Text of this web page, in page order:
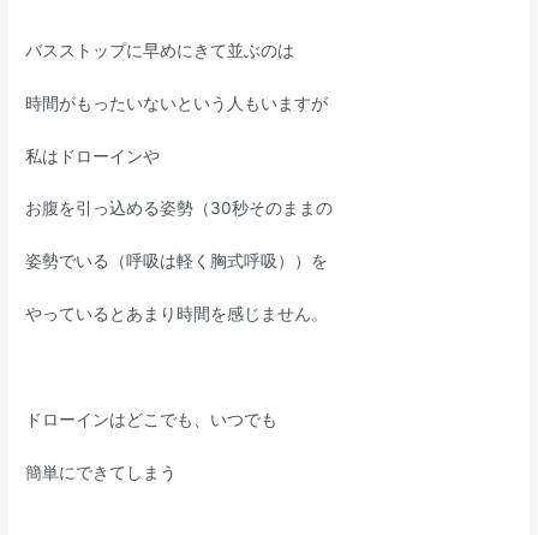
バスストップに早めにきて並ぶのは
時間がもったいないという人もいますが
私はドローインや
お腹を引っ込める姿勢（30秒そのままの
姿勢でいる（呼吸は軽く胸式呼吸））を
やっているとあまり時間を感じません。
ドローインはどこでも、いつでも
簡単にできてしまう